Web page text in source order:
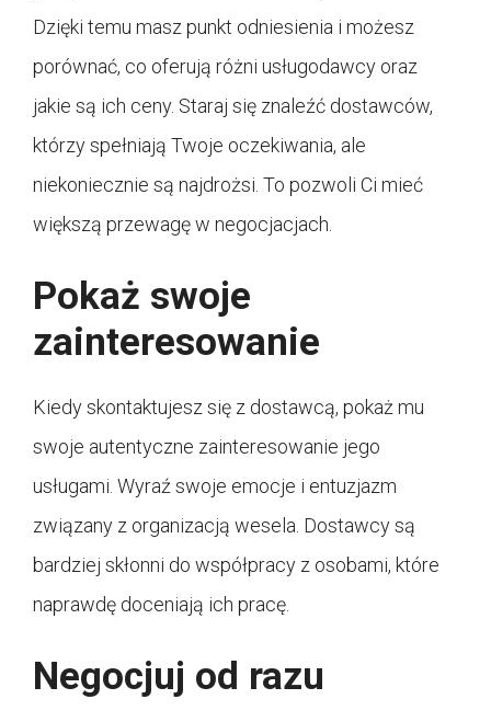
Dzięki temu masz punkt odniesienia i możesz
porównać, co oferują różni usługodawcy oraz
jakie są ich ceny. Staraj się znaleźć dostawców,
którzy spełniają Twoje oczekiwania, ale
niekoniecznie są najdrożsi. To pozwoli Ci mieć
większą przewagę w negocjacjach.
Pokaż swoje
zainteresowanie
Kiedy skontaktujesz się z dostawcą, pokaż mu
swoje autentyczne zainteresowanie jego
usługami. Wyraź swoje emocje i entuzjazm
związany z organizacją wesela. Dostawcy są
bardziej skłonni do współpracy z osobami, które
naprawdę doceniają ich pracę.
Negocjuj od razu